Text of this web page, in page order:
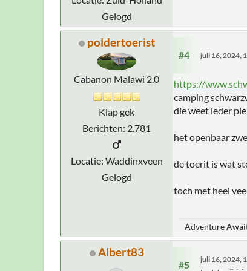
Gelogd
poldertoerist
Cabanon Malawi 2.0
Klap gek
Berichten: 2.781
Locatie: Waddinxveen
Gelogd
#4 juli 16, 2024,
https://
camping
die weet ieder
het openbaar
de toerit is wat
toch met heel
Adventure
Albert83
#5
juli 16, 2024,